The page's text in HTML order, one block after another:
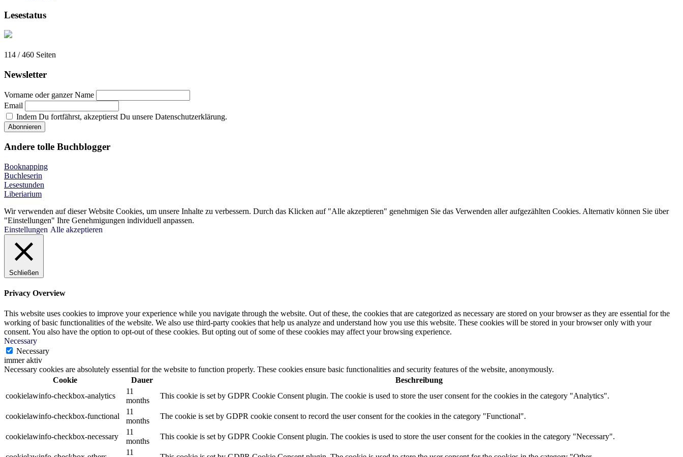
Lesestatus
114 / 460 Seiten
Newsletter
Vorname oder ganzer Name
Email
Indem Du fortfährst, akzeptierst Du unsere Datenschutzerklärung.
Andere tolle Buchblogger
Booknapping
Buchleserin
Lesestunden
Liberiarium
Wir verwenden auf dieser Website Cookies, um unsere Inhalte zu verbessern. Durch das Klicken auf "Alle akzeptieren" genehmigen Sie das Verwenden aller aufgezählten Cookies. Alternativ können Sie über
"Einstellungen" Ihre Genehmigungen individuell anpassen.
Einstellungen Alle akzeptieren
Schließen
Privacy Overview
This website uses cookies to improve your experience while you navigate through the website. Out of these, the cookies that are categorized as necessary are stored on your browser as they are essential for the
working of basic functionalities of the website. We also use third-party cookies that help us analyze and understand how you use this website. These cookies will be stored in your browser only with your
consent. You also have the option to opt-out of these cookies. But opting out of some of these cookies may affect your browsing experience.
Necessary
Necessary
immer aktiv
Necessary cookies are absolutely essential for the website to function properly. These cookies ensure basic functionalities and security features of the website, anonymously.
Cookie
Dauer
Beschreibung
cookielawinfo-checkbox-analytics
11
months
This cookie is set by GDPR Cookie Consent plugin. The cookie is used to store the user consent for the cookies in the category "Analytics".
cookielawinfo-checkbox-functional
11
months
The cookie is set by GDPR cookie consent to record the user consent for the cookies in the category "Functional".
cookielawinfo-checkbox-necessary
11
months
This cookie is set by GDPR Cookie Consent plugin. The cookies is used to store the user consent for the cookies in the category "Necessary".
11